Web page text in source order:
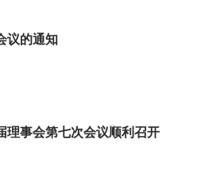
议的通知
理事会第七次会议顺利召开